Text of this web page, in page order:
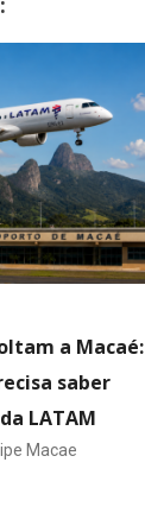
a Macaé:
saber
LATAM
Macae